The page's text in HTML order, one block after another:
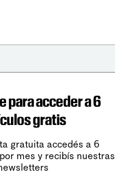
para acceder a 6
gratis
gratuita accedés a 6
mes y recibís nuestras